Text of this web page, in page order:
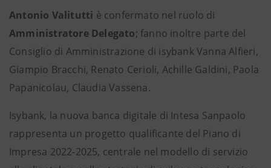
Antonio Valitutti è confermato nel ruolo di
Amministratore Delegato; fanno inoltre parte del
Consiglio di Amministrazione di isybank Vanna Alfieri,
Giampio Bracchi, Renato Cerioli, Achille Galdini, Paola
Papanicolau, Claudia Vassena.
Isybank, la nuova banca digitale di Intesa Sanpaolo
rappresenta un progetto qualificante del Piano di
Impresa 2022-2025, centrale nel modello di servizio